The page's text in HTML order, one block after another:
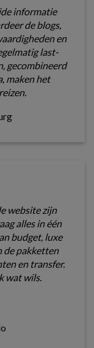
informatie
de blogs,
en
last-
gecombineerd
maken het
website zijn
alles in één
budget, luxe
de pakketten
en transfer.
wat wils.